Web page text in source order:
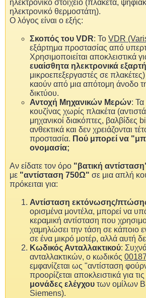
ηλεκτρονικό στοιχείο (πλακέτα,
ηλεκτρονικό θερμοστάτη).
Ο λόγος είναι ο εξής:
Σκοπός του VDR: Το VDR
εξάρτημα προστασίας από
Χρησιμοποιείται αποκλειστικά
ευαίσθητα ηλεκτρονικά
μικροεπεξεργαστές σε
καούν από μια απότομη άνοδο
δικτύου.
Αντοχή Μηχανικών Μερών: Τα
κουζίνας χωρίς πλακέτα
μηχανικοί διακόπτες, βαλβίδες
ανθεκτικά και δεν χρειάζονται
προστασία. Πού μπορεί να
ονομασία;
Αν είδατε τον όρο "βατική
με "αντίσταση 750Ω" σε μια απλή
πρόκειται για:
Αντίσταση εκτόνωσης/
ορισμένα μοντέλα, μπορεί να
κεραμική αντίσταση που
χαμηλώσει την τάση σε κάποιο
σε ένα μικρό μοτέρ, αλλά αυτή
Κωδικός Ανταλλακτικού:
ανταλλακτικών, ο κωδικός
εμφανίζεται ως "αντίσταση
προορίζεται αποκλειστικά για τις
μονάδες ελέγχου των ομίλων
Siemens).